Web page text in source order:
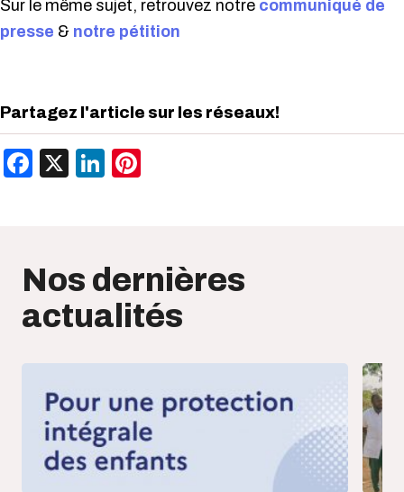
Sur le même sujet, retrouvez notre communiqué de
presse & notre pétition
Partagez l'article sur les réseaux!
Facebook
X LinkedIn
Nos dernières
actualités